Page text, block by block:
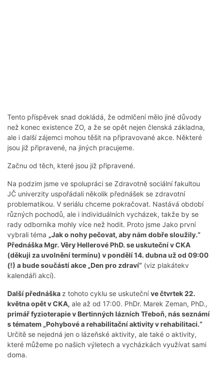
Tento příspěvek snad dokládá, že odmlčení mělo jiné důvody
než konec existence ZO, a že se opět nejen členská základna,
ale i další zájemci mohou těšit na připravované akce. Některé
jsou již připravené, na jiných pracujeme.
Začnu od těch, které jsou již připravené.
Na podzim jsme ve spolupráci se Zdravotně sociální fakultou
JČ univerzity uspořádali několik přednášek se zdravotní
problematikou. V seriálu chceme pokračovat. Nastává období
různých pochodů, ale i individuálních vycházek, takže by se
rady odborníka mohly více než hodit. Proto jsme Jako první
vybrali téma „Jak o nohy pečovat, aby nám dobře sloužily.“
Přednáška Mgr. Věry Hellerové PhD. se uskuteční v CKA
(děkuji za uvolnění termínu) v pondělí 14. dubna už od 09:00
(!) a bude součástí akce „Den pro zdraví“ (viz plakátekv
kalendáři akcí).
Další přednáška z tohoto cyklu se uskutečníve čtvrtek 22.
května opět v CKA, ale až od 17:00. PhDr. Marek Zeman, PhD.,
primář fyzioterapie v Bertinných lázních Třeboň, nás seznámí
s tématem „Pohybové a rehabilitační aktivity v rehabilitaci.“
Určitě se nejedná jen o lázeňské aktivity, ale také o aktivity,
které můžeme po našich výletech a vycházkách využívat sami
doma.